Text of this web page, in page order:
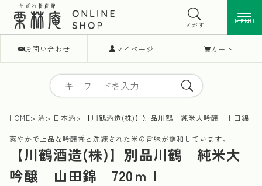
お問い合わせ マイページ カート
MENU
さがす MENU
HOME 酒 日本酒 【川鶴酒造(株)】別品川鶴 純米大吟醸 山田錦
爽やかで上品な吟醸香と洗練された米の旨味が調和しています。
【川鶴酒造(株)】別品川鶴 純米大
吟醸 山田錦 720ｍｌ